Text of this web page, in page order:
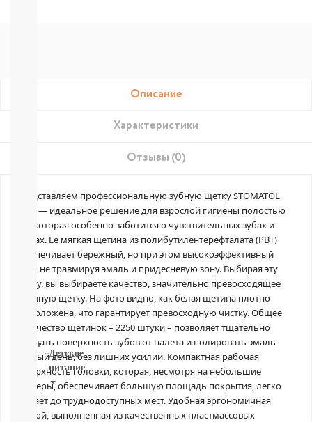
MARABU
Подгузники
на
липучках
Пробники
подгузников
БЕСПЛАТНЫЕ
ТЕСТЕРЫ
СМОТРЕТЬ
Детское
питание
поступление
Описание
Характеристики
Отзывы (0)
Представляем профессиональную зубную щетку STOMATOL
SOFT — идеальное решение для взрослой гигиены полостью
рта, которая особенно заботится о чувствительных зубах и
деснах. Её мягкая щетина из полибутилентерефталата (PBT)
обеспечивает бережный, но при этом высокоэффективный
уход, не травмируя эмаль и придесневую зону. Выбирая эту
щетку, вы выбираете качество, значительно превосходящее
обычную щетку. На фото видно, как белая щетина плотно
расположена, что гарантирует превосходную чистку. Общее
количество щетинок – 2250 штуки – позволяет тщательно
очищать поверхность зубов от налета и полировать эмаль
каждый день, без лишних усилий. Компактная рабочая
поверхность головки, которая, несмотря на небольшие
размеры, обеспечивает большую площадь покрытия, легко
достает до труднодоступных мест. Удобная эргономичная
ручкой, выполненная из качественных пластмассовых